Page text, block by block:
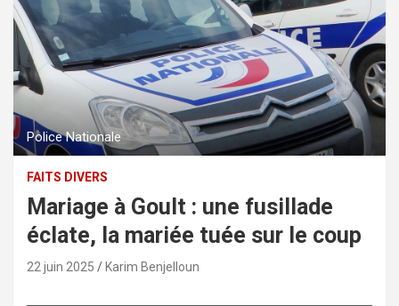
Police Nationale
FAITS DIVERS
Mariage à Goult : une fusillade
éclate, la mariée tuée sur le coup
22 juin 2025 Karim Benjelloun